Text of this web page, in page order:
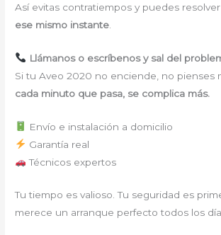
Así evitas contratiempos y puedes
ese mismo instante
Llámanos o escríbenos y sal del
Si tu Aveo 2020 no enciende, no pienses
cada minuto que pasa, se complica más.
Envío e instalación a domicilio
Garantía real
Técnicos expertos
Tu tiempo es valioso. Tu seguridad es
merece un arranque perfecto todos los